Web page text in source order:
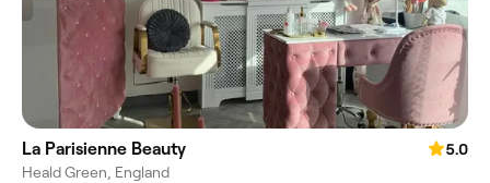
La Parisienne Beauty
5.0
Heald Green, England